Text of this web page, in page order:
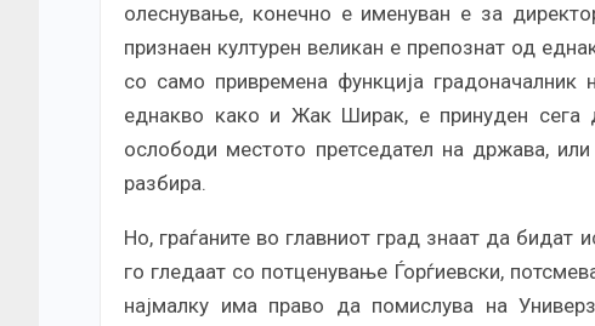
олеснување, конечно е именуван е за
признаен културен великан е препознат од
со само привремена функција градоначалник
еднакво како и Жак Ширак, е принуден сега
ослободи местото претседател на држава,
разбира.
Но, граѓаните во главниот град знаат да бидат
го гледаат со потценување Ѓорѓиевски,
најмалку има право да помислува на